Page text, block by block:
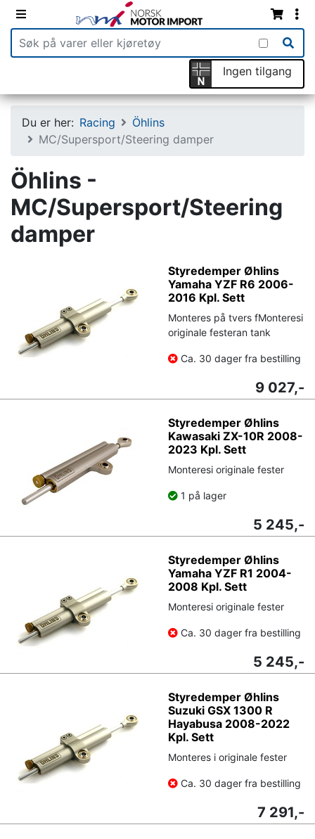
Ingen tilgang
Du er her: Racing
Öhlins
MC/Supersport/Steering damper
Öhlins -
MC/Supersport/Steering
damper
Styredemper Øhlins
Yamaha YZF R6 2006-
2016 Kpl. Sett
Monteres på tvers fMonteresi
originale festeran tank
Ca. 30 dager fra bestilling
9 027,-
Styredemper Øhlins
Kawasaki ZX-10R 2008-
2023 Kpl. Sett
Monteresi originale fester
1 på lager
5 245,-
Styredemper Øhlins
Yamaha YZF R1 2004-
2008 Kpl. Sett
Monteresi originale fester
Ca. 30 dager fra bestilling
5 245,-
Styredemper Øhlins
Suzuki GSX 1300 R
Hayabusa 2008-2022
Kpl. Sett
Monteres i originale fester
Ca. 30 dager fra bestilling
7 291,-